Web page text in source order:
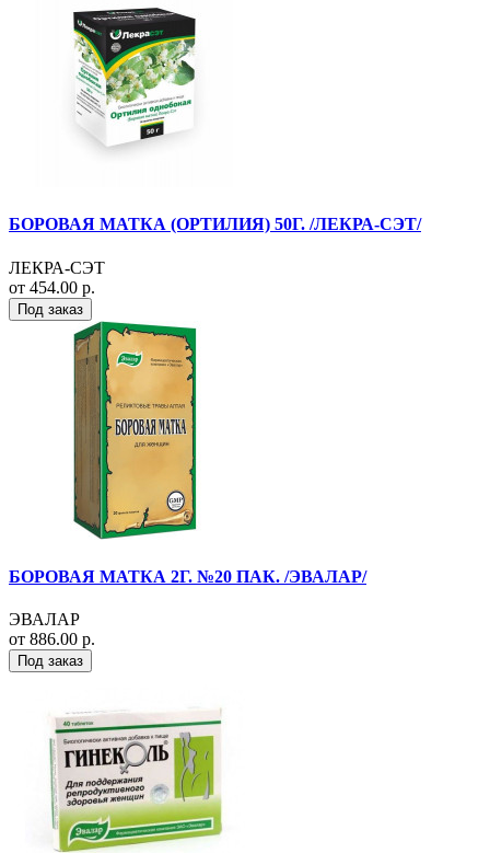
БОРОВАЯ МАТКА (ОРТИЛИЯ) 50Г. /ЛЕКРА-СЭТ/
ЛЕКРА-СЭТ
от 454.00 р.
Под заказ
БОРОВАЯ МАТКА 2Г. №20 ПАК. /ЭВАЛАР/
ЭВАЛАР
от 886.00 р.
Под заказ